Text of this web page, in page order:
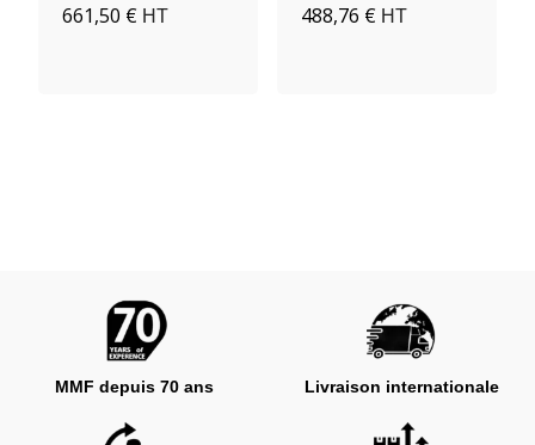
661,50 € HT 488,76 € HT
MMF depuis 70 ans Livraison internationale